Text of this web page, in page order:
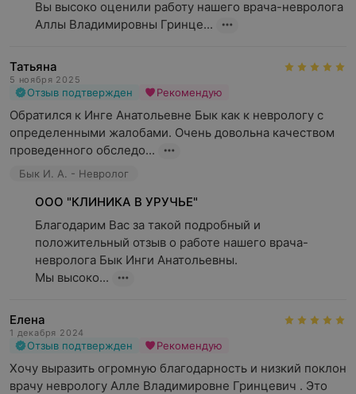
Вы высоко оценили работу нашего врача-невролога
Аллы Владимировны Гринце...
Татьяна
5 ноября 2025
Отзыв подтвержден Рекомендую
Обратился к Инге Анатольевне Бык как к неврологу с
определенными жалобами. Очень довольна качеством
проведенного обследо...
Бык И. А. - Невролог
ООО "КЛИНИКА В УРУЧЬЕ"
Благодарим Вас за такой подробный и
положительный отзыв о работе нашего врача-
невролога Бык Инги Анатольевны.
Мы высоко...
Елена
1 декабря 2024
Отзыв подтвержден Рекомендую
Хочу выразить огромную благодарность и низкий поклон
врачу неврологу Алле Владимировне Гринцевич . Это